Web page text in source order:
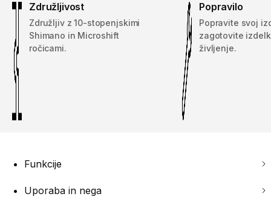
Združljivost
Združljiv z 10-stopenjskimi
Shimano in Microshift
ročicami.
Popravilo
Popravite svoj
zagotovite
življenje.
Funkcije
Uporaba in nega